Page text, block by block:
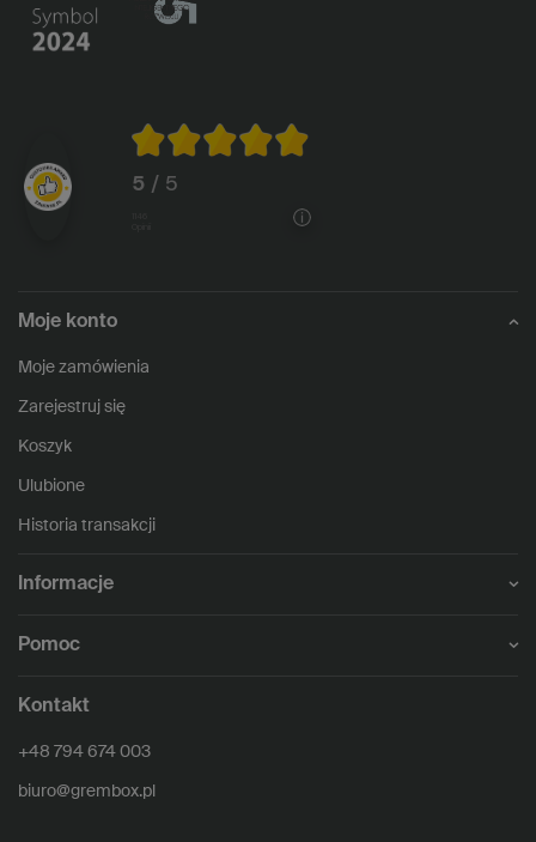
5 / 5
Moje konto
Moje zamówienia
Zarejestruj się
Koszyk
Ulubione
Historia transakcji
Informacje
Pomoc
Kontakt
+48 794 674 003
biuro@grembox.pl